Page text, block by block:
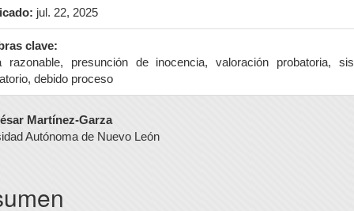
jul. 22, 2025
clave:
razonable, presunción de inocencia, valoración probatoria,
debido proceso
Martínez-Garza
Autónoma de Nuevo León